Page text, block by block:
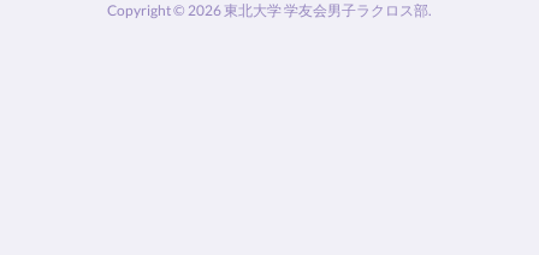
Copyright © 2026 東北大学 学友会男子ラクロス部.